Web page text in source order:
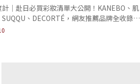
計｜赴日必買彩妝清單大公開！KANEBO、肌
、DECORTÉ，網友推薦品牌全收錄，
器到頂級專櫃底妝通通有。